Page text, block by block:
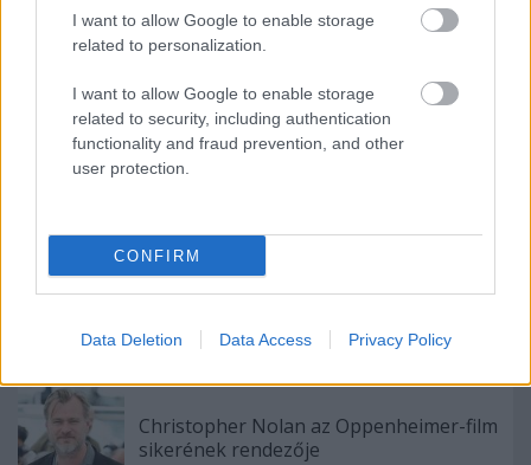
I want to allow Google to enable storage
related to personalization.
I want to allow Google to enable storage
related to security, including authentication
functionality and fraud prevention, and other
user protection.
CONFIRM
Data Deletion Data Access Privacy Policy
A kémia D.O. és Kim Min Ha is elsodorta a
közönséget az általuk bemutatott történettel,
amelyet D.O. dallamos hangja kísért. bájos.
Megnézted a videót?
ReadRead Read
Ajánlott bejegyzések:
Christopher Nolan az Oppenheimer-film
sikerének rendezője